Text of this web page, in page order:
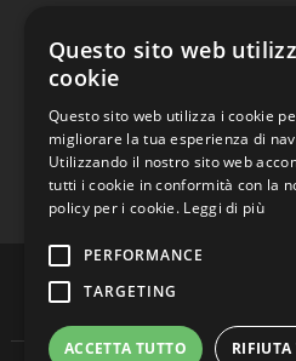
Green Postal & Mail Printing
Ricerca
Questo sito web
cookie
Questo sito web utilizza i cookie
migliorare la tua esperienza di
Utilizzando il nostro sito web
tutti i cookie in conformità con la
policy per i cookie. Leggi di più
PERFORMANCE
TARGETING
ACCETTA TUTTO RIFIUTA